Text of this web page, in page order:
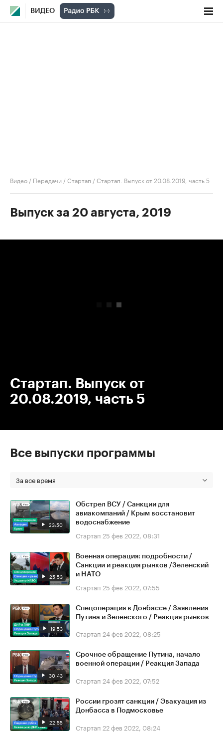
ВИДЕО
Видео / Передачи /Стартап /Стартап. Выпуск от 20.08.2019, часть 5
Выпуск за 20 августа, 2019
Стартап. Выпуск от
20.08.2019, часть 5
Все выпуски программы
За все время
23:50
Обстрел ВСУ / Санкции для
авиакомпаний / Крым восстановит
водоснабжение
Стартап 25 фев 2022, 08:31
25:53
Военная операция: подробности /
Санкции и реакция рынков /Зеленский
и НАТО
Стартап 25 фев 2022, 07:55
19:53
Спецоперация в Донбассе / Заявления
Путина и Зеленского / Реакция рынков
Стартап 24 фев 2022, 08:25
30:43
Срочное обращение Путина, начало
военной операции / Реакция Запада
Стартап 24 фев 2022, 07:52
22:55
России грозят санкции / Эвакуация из
Донбасса в Подмосковье
Стартап 22 фев 2022, 08:24